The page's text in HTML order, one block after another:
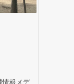
情報メデ